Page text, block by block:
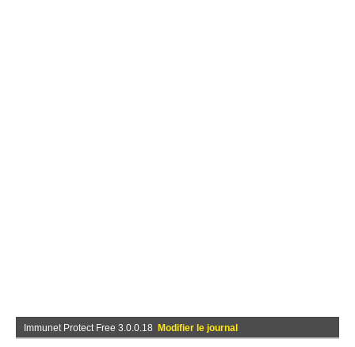
Immunet Protect Free 3.0.0.18 Modifier le journal